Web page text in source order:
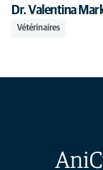
Dr. Valentina
Vétérinaires